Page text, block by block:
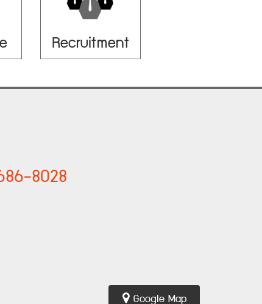
Recruitment
8028
Google Map